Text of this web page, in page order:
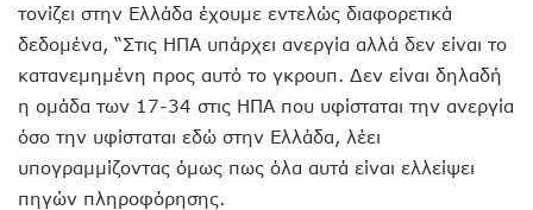
τονίζει στην Ελλάδα έχουμε εντελώς διαφορετικά
δεδομένα, “Στις ΗΠΑ υπάρχει ανεργία αλλά δεν είναι το
κατανεμημένη προς αυτό το γκρουπ. Δεν είναι δηλαδή
η ομάδα των 17-34 στις ΗΠΑ που υφίσταται την ανεργία
όσο την υφίσταται εδώ στην Ελλάδα, λέει
υπογραμμίζοντας όμως πως όλα αυτά είναι ελλείψει
πηγών πληροφόρησης.